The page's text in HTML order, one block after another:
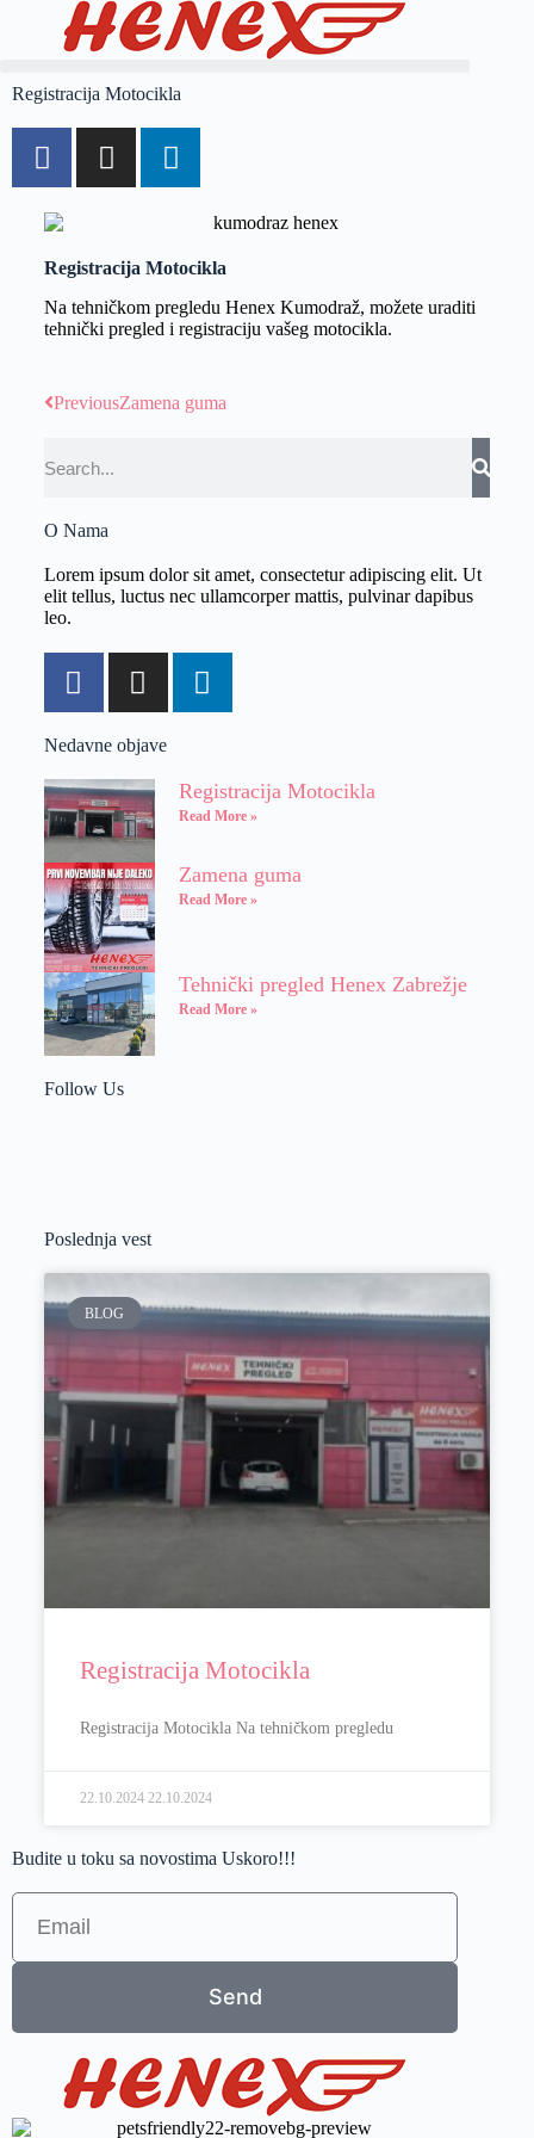
Registracija Motocikla
Registracija Motocikla
Na tehničkom pregledu Henex Kumodraž, možete uraditi
tehnički pregled i registraciju vašeg motocikla.
PreviousZamena guma
O Nama
Lorem ipsum dolor sit amet, consectetur adipiscing elit. Ut
elit tellus, luctus nec ullamcorper mattis, pulvinar dapibus
leo.
Nedavne objave
Registracija Motocikla
Read More »
Zamena guma
Read More »
Tehnički pregled Henex Zabrežje
Read More »
Follow Us
Poslednja vest
BLOG
Registracija Motocikla
Registracija Motocikla Na tehničkom pregledu
22.10.2024 22.10.2024
Budite u toku sa novostima Uskoro!!!
Send